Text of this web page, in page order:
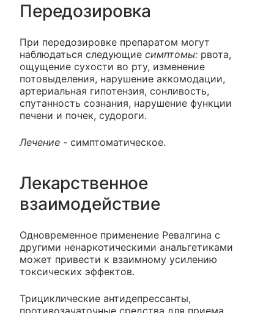
Передозировка
При передозировке препаратом могут
наблюдаться следующие симптомы: рвота,
ощущение сухости во рту, изменение
потовыделения, нарушение аккомодации,
артериальная гипотензия, сонливость,
спутанность сознания, нарушение функции
печени и почек, судороги.
Лечение - симптоматическое.
Лекарственное
взаимодействие
Одновременное применение Ревалгина с
другими ненаркотическими анальгетиками
может привести к взаимному усилению
токсических эффектов.
Трициклические антидепрессанты,
противозачаточные средства для приема